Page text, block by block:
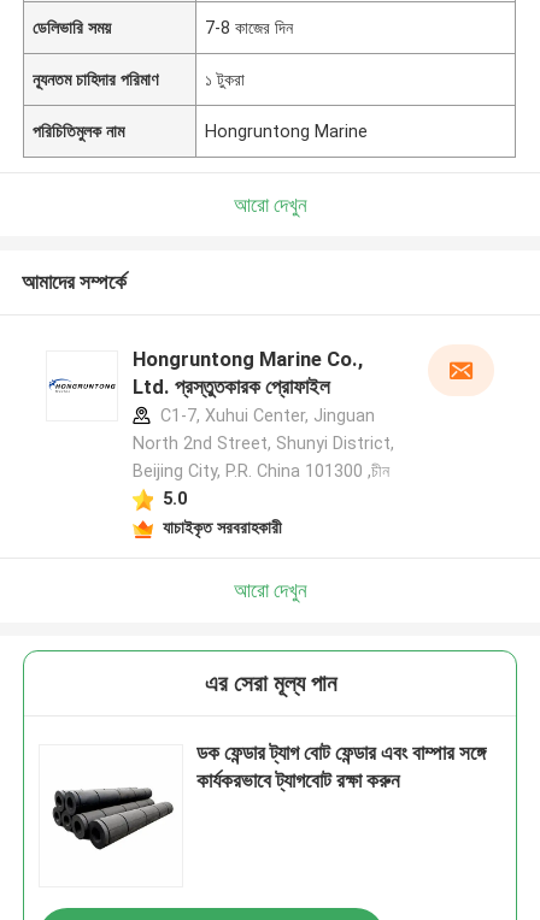
ডেলিভারি সময় 7-8 কাজের দিন
ন্যূনতম চাহিদার পরিমাণ ১ টুকরা
পরিচিতিমুলক নাম Hongruntong Marine
আরো দেখুন
আমাদের সম্পর্কে
Hongruntong Marine Co.,
Ltd. প্রস্তুতকারক প্রোফাইল
C1-7, Xuhui Center, Jinguan
North 2nd Street, Shunyi District,
Beijing City, P.R. China 101300 ,চীন
5.0
যাচাইকৃত সরবরাহকারী
আরো দেখুন
এর সেরা মূল্য পান
ডক ফেন্ডার ট্যাগ বোট ফেন্ডার এবং বাম্পার সঙ্গে
কার্যকরভাবে ট্যাগবোট রক্ষা করুন